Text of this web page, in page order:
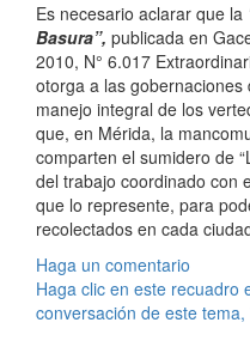
Es necesario aclarar que la
Basura”, publicada en
2010, N° 6.017
otorga a las
manejo integral de los
que, en Mérida, la
comparten el sumidero de
del trabajo coordinado con
que lo represente, para
recolectados en cada
Haga un comentario
Haga clic en este recuadro
conversación de este